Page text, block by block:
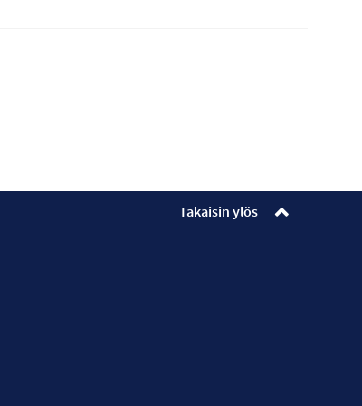
Takaisin ylös